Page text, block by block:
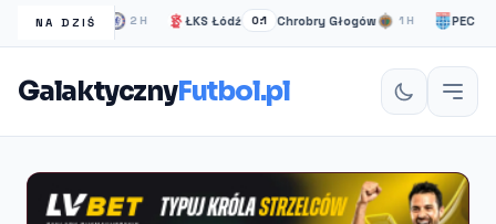
NA DZIŚ
Londyn 2H ŁKS Łódź 0:1 Chrobry Głogów 1H PEC Zwolle
GalaktycznyFutbol.pl